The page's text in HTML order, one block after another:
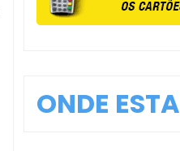
ONDE